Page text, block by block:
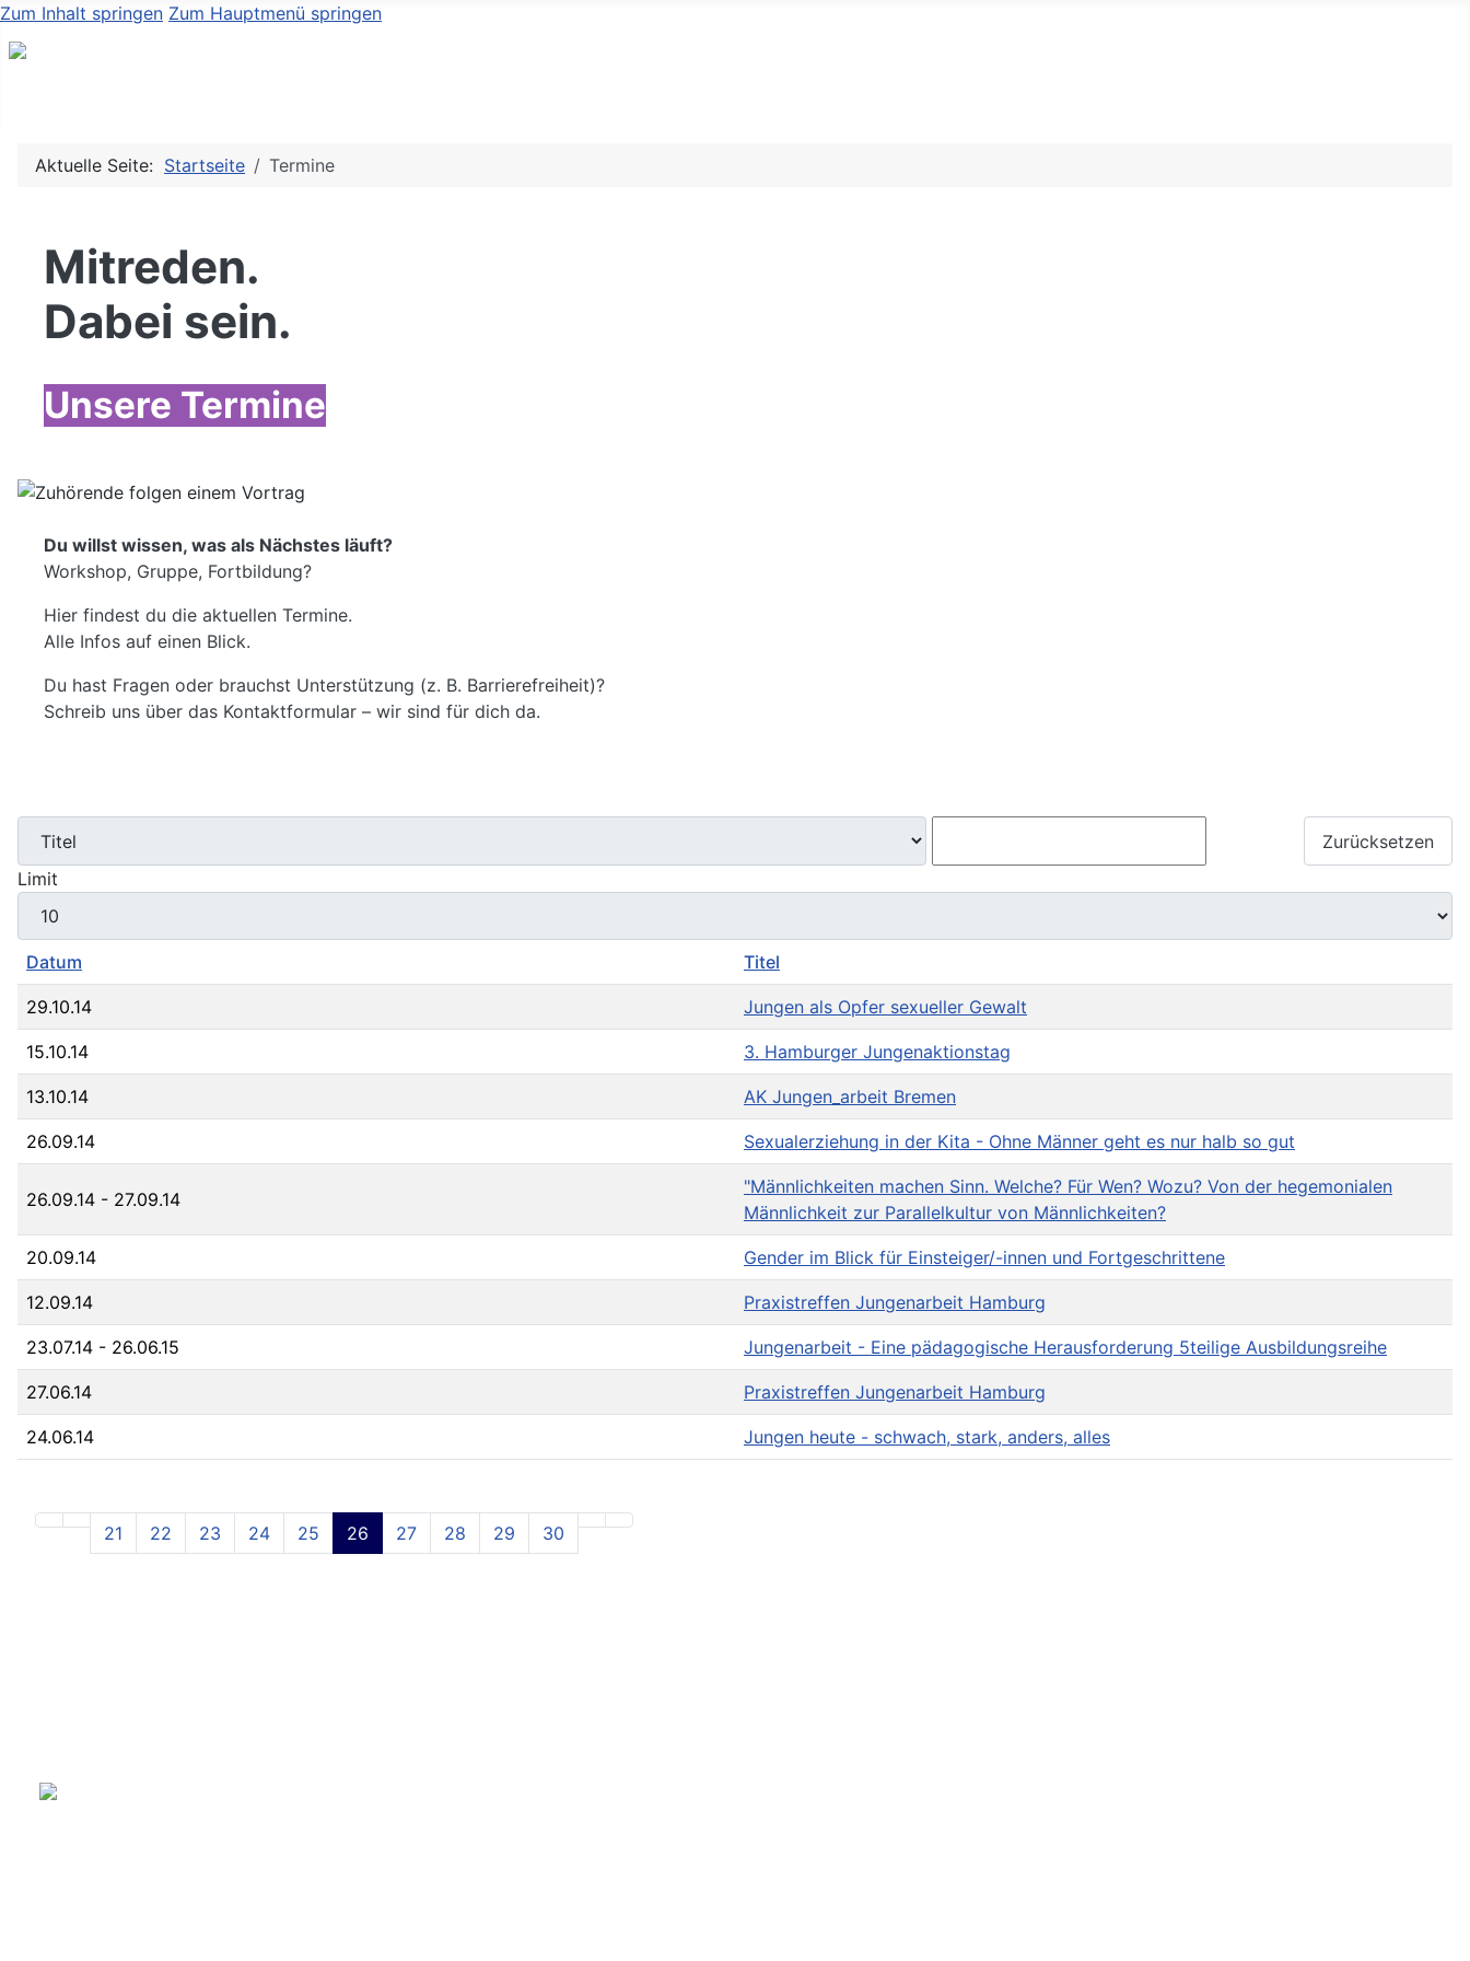
Zum Inhalt springen Zum Hauptmenü springen
Aktuelle Seite: Startseite Termine
Mitreden.
Dabei sein.
Unsere Termine
Du willst wissen, was als Nächstes läuft?
Workshop, Gruppe, Fortbildung?
Hier findest du die aktuellen Termine.
Alle Infos auf einen Blick.
Du hast Fragen oder brauchst Unterstützung (z. B. Barrierefreiheit)?
Schreib uns über das Kontaktformular – wir sind für dich da.
Zurücksetzen
Limit
Datum Titel
29.10.14 Jungen als Opfer sexueller Gewalt
15.10.14 3. Hamburger Jungenaktionstag
13.10.14 AK Jungen_arbeit Bremen
26.09.14 Sexualerziehung in der Kita - Ohne Männer geht es nur halb so gut
26.09.14 - 27.09.14
"Männlichkeiten machen Sinn. Welche? Für Wen? Wozu? Von der hegemonialen
Männlichkeit zur Parallelkultur von Männlichkeiten?
20.09.14 Gender im Blick für Einsteiger/-innen und Fortgeschrittene
12.09.14 Praxistreffen Jungenarbeit Hamburg
23.07.14 - 26.06.15 Jungenarbeit - Eine pädagogische Herausforderung 5teilige Ausbildungsreihe
27.06.14 Praxistreffen Jungenarbeit Hamburg
24.06.14 Jungen heute - schwach, stark, anders, alles
21 22 23 24 25 26 27 28 29 30